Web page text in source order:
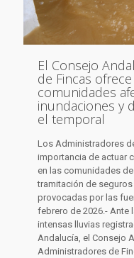
El Consejo
de Fincas
comunidades
inundaciones y
el temporal
Los Administradores
importancia de actuar
en las comunidades
tramitación de
provocadas por las
febrero de 2026.- Ante
intensas lluvias
Andalucía, el Consejo
Administradores de